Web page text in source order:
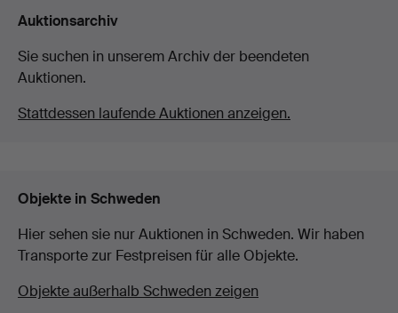
Auktionsarchiv
Sie suchen in unserem Archiv der beendeten
Auktionen.
Stattdessen laufende Auktionen anzeigen.
Objekte in Schweden
Hier sehen sie nur Auktionen in Schweden. Wir haben
Transporte zur Festpreisen für alle Objekte.
Objekte außerhalb Schweden zeigen